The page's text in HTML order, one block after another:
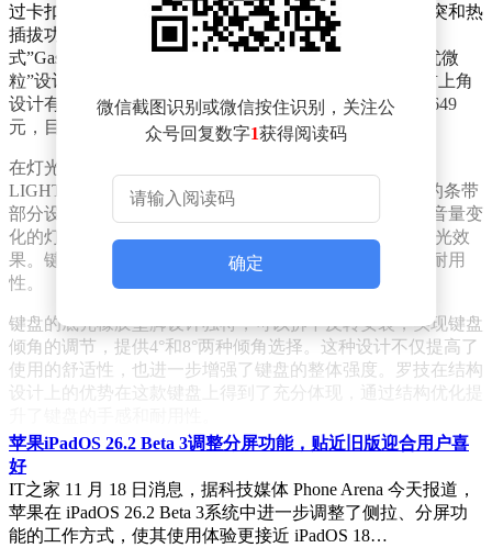
过卡扣固定，确保了整体的坚固性。键盘支持全键无冲突和热
插拔功能，轴体为罗技G特调轴体，内部采用“平面连体
式”Gasket结构，与轴体底座接触的硅胶垫则采用了“声优微
粒”设计，进一步提升了按键的手感和降噪效果。键盘右上角
设计有LED单色点阵屏和功能旋钮，官方建议零售价为649
元，目前电商平台促销活动期间价格普遍在600元以内。
在灯光效果方面，罗技G闪逸龙G316 X键盘全键支持
LIGHTSYNC RGB灯光同步技术，F键区与主键区之间的条带
部分设计有贯穿键盘的灯带，可以配合旋钮映射出不同音量变
化的灯光效果，用户也可以通过G-HUB软件独立设置灯光效
果。键帽采用ABS二色注塑工艺，确保了字符的清晰和耐用
性。
键盘的底壳橡胶垫脚设计独特，可以拆下反转安装，实现键盘
倾角的调节，提供4°和8°两种倾角选择。这种设计不仅提高了
使用的舒适性，也进一步增强了键盘的整体强度。罗技在结构
设计上的优势在这款键盘上得到了充分体现，通过结构优化提
细节方面，ESC键采用了特殊的罗技G logo键帽，点阵屏幕部
分还设计有游戏模式切换按钮。旋钮采用ABS材料，支持旋转
和按动，刻度感清晰，阻尼适中。旋钮屏幕可以显示音量、灯
光亮度、音乐切换和回报率状态等四种调节模式。键盘的大键
位采用卫星轴设计，确保了按键的稳定性和手感的一致性。罗
微信截图识别或微信按住识别，关注公
众号回复数字1获得阅读码
确定
苹果iPadOS 26.2 Beta 3调整分屏功能，贴近旧版迎合用户喜
好
IT之家 11 月 18 日消息，据科技媒体 Phone Arena 今天报道，
苹果在 iPadOS 26.2 Beta 3系统中进一步调整了侧拉、分屏功
能的工作方式，使其使用体验更接近 iPadOS 18…